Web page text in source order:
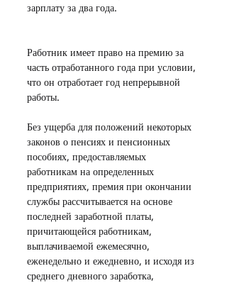
зарплату за два года.
Работник имеет право на премию за
часть отработанного года при условии,
что он отработает год непрерывной
работы.
Без ущерба для положений некоторых
законов о пенсиях и пенсионных
пособиях, предоставляемых
работникам на определенных
предприятиях, премия при окончании
службы рассчитывается на основе
последней заработной платы,
причитающейся работникам,
выплачиваемой ежемесячно,
еженедельно и ежедневно, и исходя из
среднего дневного заработка,